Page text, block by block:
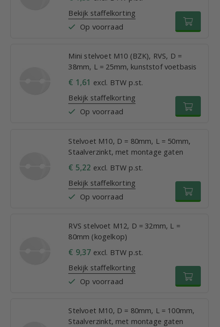
Bekijk staffelkorting
Op voorraad
Mini stelvoet M10 (BZK), RVS, D =
38mm, L = 25mm, kunststof voetbasis
€ 1,61 excl. BTW p.st.
Bekijk staffelkorting
Op voorraad
Stelvoet M10, D = 80mm, L = 50mm,
Staalverzinkt, met montage gaten
€ 5,22 excl. BTW p.st.
Bekijk staffelkorting
Op voorraad
RVS stelvoet M12, D = 32mm, L =
80mm (kogelkop)
€ 9,37 excl. BTW p.st.
Bekijk staffelkorting
Op voorraad
Stelvoet M10, D = 80mm, L = 100mm,
Staalverzinkt, met montage gaten